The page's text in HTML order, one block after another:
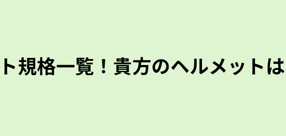
規格一覧！貴方のヘルメット